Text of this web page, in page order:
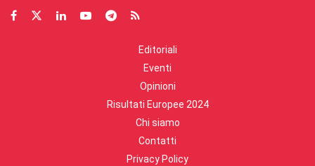
Editoriali
Eventi
Opinioni
Risultati Europee 2024
Chi siamo
Contatti
Privacy Policy